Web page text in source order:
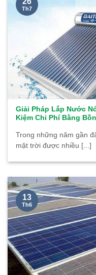
Giải Pháp Lắp Nước
Kiệm Chi Phí Bằng
Trong những năm gần
mặt trời được nhiều [...]
Th7
13
Th6